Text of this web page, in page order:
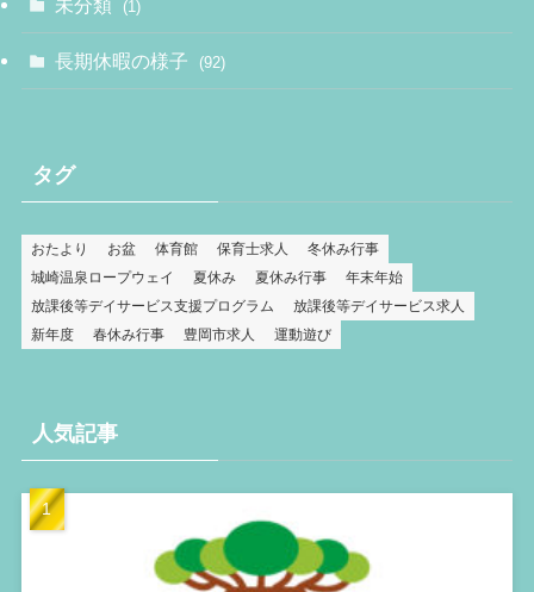
未分類 (1)
長期休暇の様子 (92)
タグ
おたより お盆 体育館 保育士求人
冬休み行事
城崎温泉ロープウェイ
夏休み 夏休み行事
年末年始
放課後等デイサービス支援プログラム
放課後等デイサービス求人
新年度
春休み行事 豊岡市求人 運動遊び
人気記事